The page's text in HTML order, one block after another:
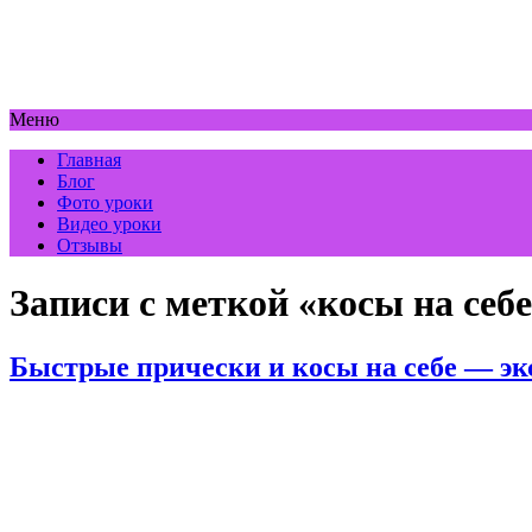
Меню
Главная
Блог
Фото уроки
Видео уроки
Отзывы
Записи с меткой «косы на
Быстрые прически и косы на себе —